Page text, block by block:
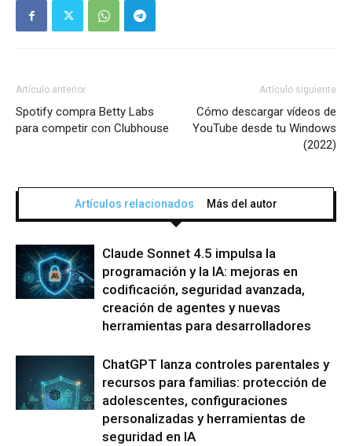
Artículo anterior
Spotify compra Betty Labs
para competir con Clubhouse
Artículo siguiente
Cómo descargar vídeos de
YouTube desde tu Windows
(2022)
Artículos relacionados Más del autor
Claude Sonnet 4.5 impulsa la
programación y la IA: mejoras en
codificación, seguridad avanzada,
creación de agentes y nuevas
herramientas para desarrolladores
ChatGPT lanza controles parentales y
recursos para familias: protección de
adolescentes, configuraciones
personalizadas y herramientas de
seguridad en IA